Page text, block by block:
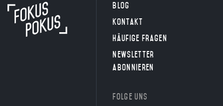
Blog
Kontakt
Häufige Fragen
Newsletter
abonnieren
Folge uns